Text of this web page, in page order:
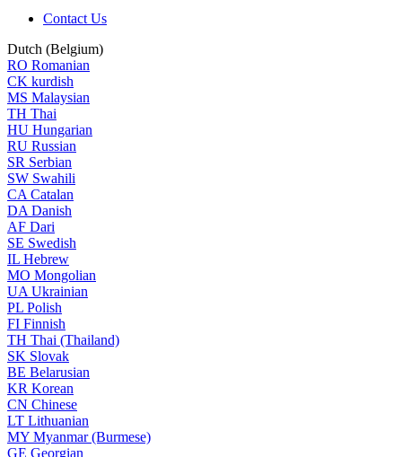
Contact Us
Dutch (Belgium)
RO Romanian
CK kurdish
MS Malaysian
TH Thai
HU Hungarian
RU Russian
SR Serbian
SW Swahili
CA Catalan
DA Danish
AF Dari
SE Swedish
IL Hebrew
MO Mongolian
UA Ukrainian
PL Polish
FI Finnish
TH Thai (Thailand)
SK Slovak
BE Belarusian
KR Korean
CN Chinese
LT Lithuanian
MY Myanmar (Burmese)
GE Georgian